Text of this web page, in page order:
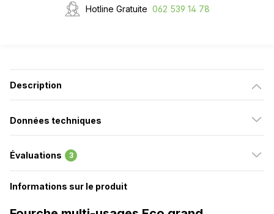
Hotline Gratuite 062 539 14 78
Description
Données techniques
Évaluations 3
Informations sur le produit